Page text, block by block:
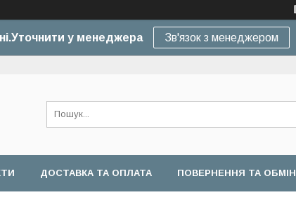
у менеджера Зв'язок з менеджером
ДОСТАВКА ТА ОПЛАТА ПОВЕРНЕННЯ ТА ОБМІН